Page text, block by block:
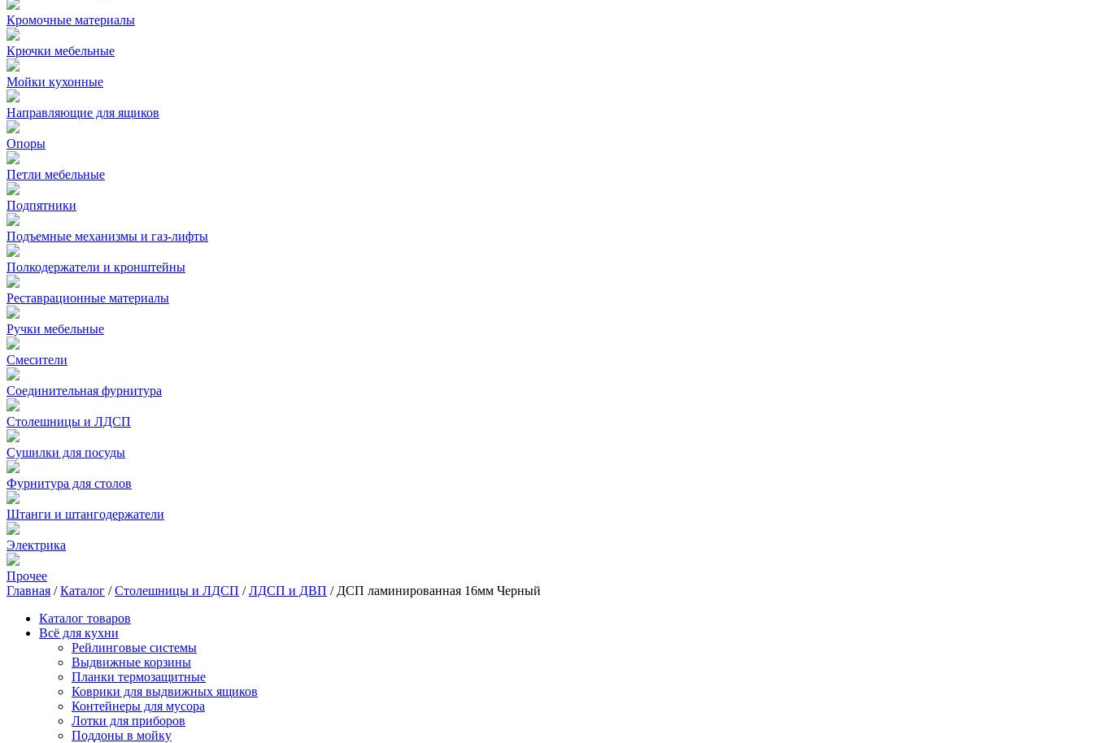
Кромочные материалы
Крючки мебельные
Мойки кухонные
Направляющие для ящиков
Опоры
Петли мебельные
Подпятники
Подъемные механизмы и газ-лифты
Полкодержатели и кронштейны
Реставрационные материалы
Ручки мебельные
Смесители
Соединительная фурнитура
Столешницы и ЛДСП
Сушилки для посуды
Фурнитура для столов
Штанги и штангодержатели
Электрика
Прочее
Главная /Каталог /Столешницы и ЛДСП /ЛДСП и ДВП / ДСП ламинированная 16мм Черный
Каталог товаров
Всё для кухни
Рейлинговые системы
Выдвижные корзины
Планки термозащитные
Коврики для выдвижных ящиков
Контейнеры для мусора
Лотки для приборов
Поддоны в мойку